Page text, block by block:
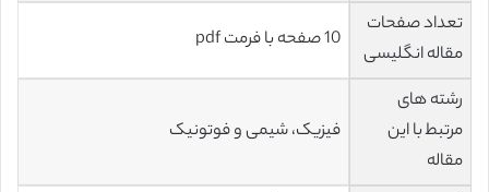
تعداد صفحات
مقاله انگلیسی
10 صفحه با فرمت pdf
رشته های
مرتبط با این
مقاله
فیزیک، شیمی و فوتونیک